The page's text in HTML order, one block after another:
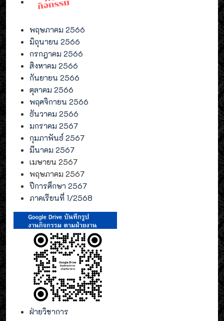
พฤษภาคม 2566
มิถุนายน 2566
กรกฎาคม 2566
สิงหาคม 2566
กันยายน 2566
ตุลาคม 2566
พฤศจิกายน 2566
ธันวาคม 2566
มกราคม 2567
กุมภาพันธ์ 2567
มีนาคม 2567
เมษายน 2567
พฤษภาคม 2567
ปีการศึกษา 2567
ภาคเรียนที่ 1/2568
ฝ่ายวิชาการ